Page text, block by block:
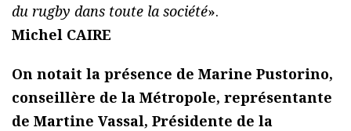
du rugby dans toute la société».
Michel CAIRE
On notait la présence de Marine Pustorino,
conseillère de la Métropole, représentante
de Martine Vassal, Présidente de la